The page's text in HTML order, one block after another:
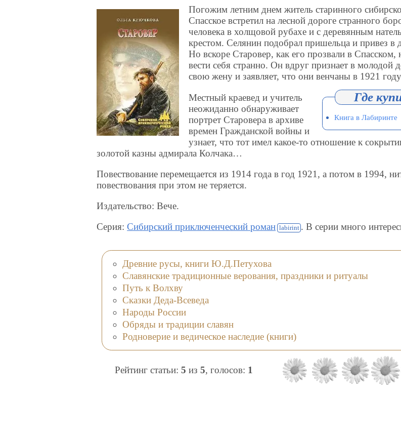
Погожим летним днем житель старинного
Спасское встретил на лесной дороге странного
человека в холщовой рубахе и с деревянным
крестом. Селянин подобрал пришельца и привез в
Но вскоре Старовер, как его прозвали в Спасском,
вести себя странно. Он вдруг признает в молодой
свою жену и заявляет, что они венчаны в 1921
Книга в Лабиринте
Местный краевед и учитель
неожиданно обнаруживает
портрет Старовера в архиве
времен Гражданской войны и
узнает, что тот имел какое-то отношение к
золотой казны адмирала Колчака…
Повествование перемещается из 1914 года в год 1921, а потом в 1994,
повествования при этом не теряется.
Издательство: Вече.
Серия:Сибирский приключенческий роман . В серии много
Древние русы, книги Ю.Д.Петухова
Славянские традиционные верования, праздники и ритуалы
Путь к Волхву
Сказки Деда-Всеведа
Народы России
Обряды и традиции славян
Родноверие и ведическое наследие (книги)
Рейтинг статьи:5 из5, голосов: 1